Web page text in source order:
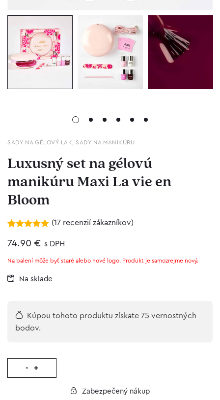
SADY NA GÉLOVÝ LAK SADY NA MANIKÚRU
Luxusný set na gélovú
manikúru Maxi La vie en
Bloom
4.94z 5 na
zákazníckych
(17 recenzií zákazníkov)
74.90 € s DPH
Na balení môže byť staré alebo nové logo. Produkt je samozrejme nový.
Na sklade
Kúpou tohoto produktu získate 75 vernostných
bodov.
- +
Zabezpečený nákup